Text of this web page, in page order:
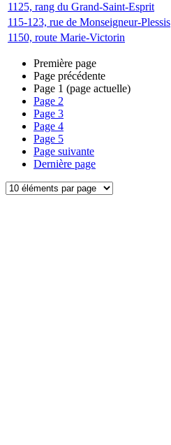
1125, rang du Grand-Saint-Esprit
115-123, rue de Monseigneur-Plessis
1150, route Marie-Victorin
Première page
Page précédente
Page 1 (page actuelle)
Page 2
Page 3
Page 4
Page 5
Page suivante
Dernière page